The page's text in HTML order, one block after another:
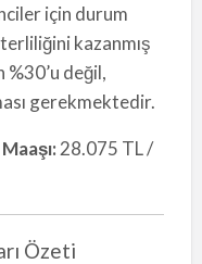
için durum
kazanmış
değil,
gerekmektedir.
28.075 TL /
Özeti